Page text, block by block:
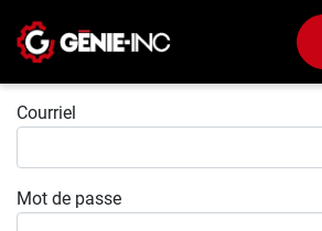
Connexion
Emplois
Connexion
Courriel
Mot de passe